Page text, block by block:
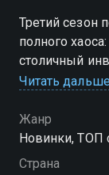
Третий сезон
полного
столичный
оказывается
(Павел
вынуждены
Читать
Жанр
Новинки, ТОП
Страна